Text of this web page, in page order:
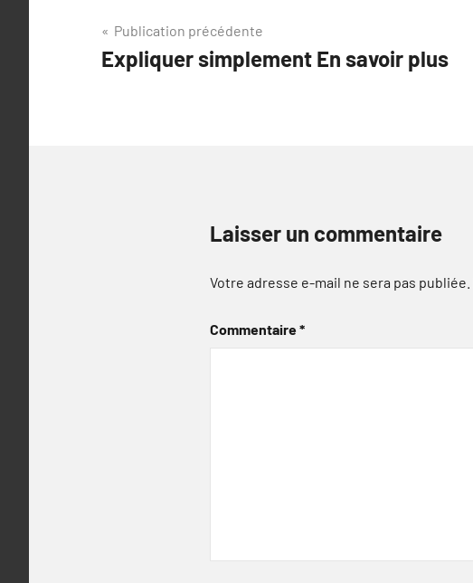
Navigation
de
Publication précédente
Expliquer simplement En savoir plus
Laisser un commentaire
Votre adresse e-mail ne sera pas publiée.
Commentaire*